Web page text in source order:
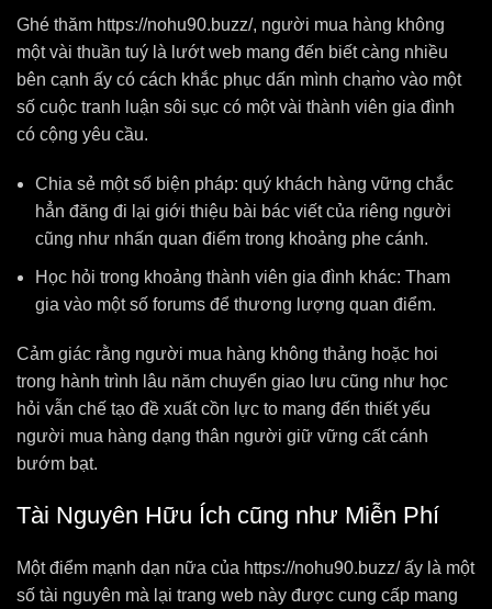
Ghé thăm https://nohu90.buzz/, người mua hàng không
một vài thuần tuý là lướt web mang đến biết càng nhiều
bên cạnh ấy có cách khắc phục dấn mình chạm̀o vào một
số cuộc tranh luận sôi sục có một vài thành viên gia đình
có cộng yêu cầu.
Chia sẻ một số biện pháp: quý khách hàng vững chắc
hẳn đăng đi lại giới thiệu bài bác viết của riêng người
cũng như nhấn quan điểm trong khoảng phe cánh.
Học hỏi trong khoảng thành viên gia đình khác: Tham
gia vào một số forums để thương lượng quan điểm.
Cảm giác rằng người mua hàng không thảng hoặc hoi
trong hành trình lâu năm chuyển giao lưu cũng như học
hỏi vẫn chế tạo đề xuất cồn lực to mang đến thiết yếu
người mua hàng dạng thân người giữ vững cất cánh
bướm bạt.
Tài Nguyên Hữu Ích cũng như Miễn Phí
Một điểm mạnh dạn nữa của https://nohu90.buzz/ ấy là một
số tài nguyên mà lại trang web này được cung cấp mang